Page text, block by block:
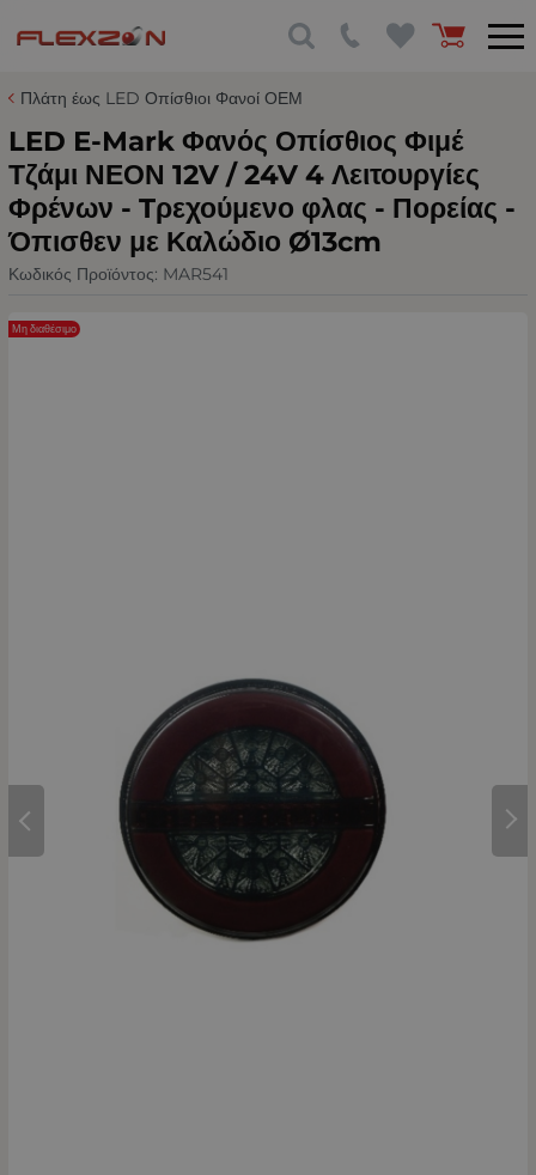
Πλάτη έως LED Οπίσθιοι Φανοί ΟΕΜ
LED Е-Мark Φανός Οπίσθιος Φιμέ
Τζάμι ΝΕΟΝ 12V / 24V 4 Λειτουργίες
Φρένων - Tρεχούμενο φλας - Πορείας -
Όπισθεν με Καλώδιο Ø13cm
Κωδικός Προϊόντος: MAR541
Μη διαθέσιμο